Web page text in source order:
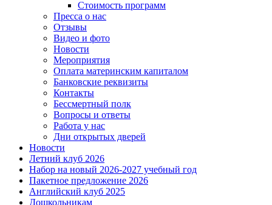
Стоимость программ
Пресса о нас
Отзывы
Видео и фото
Новости
Мероприятия
Оплата материнским капиталом
Банковские реквизиты
Контакты
Бессмертный полк
Вопросы и ответы
Работа у нас
Дни открытых дверей
Новости
Летний клуб 2026
Набор на новый 2026-2027 учебный год
Пакетное предложение 2026
Английский клуб 2025
Дошкольникам